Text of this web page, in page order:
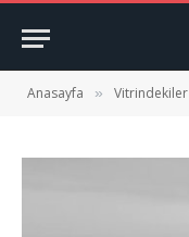
Anasayfa » Vitrindekiler